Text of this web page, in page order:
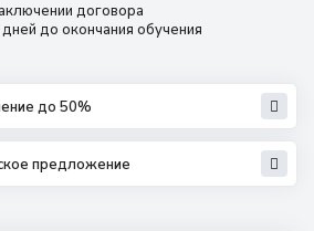
договора
до окончания обучения
до 50%
предложение